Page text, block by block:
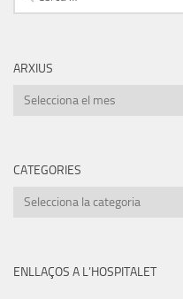
ARXIUS
Arxius
CATEGORIES
Categories
ENLLAÇOS A L’HOSPITALET